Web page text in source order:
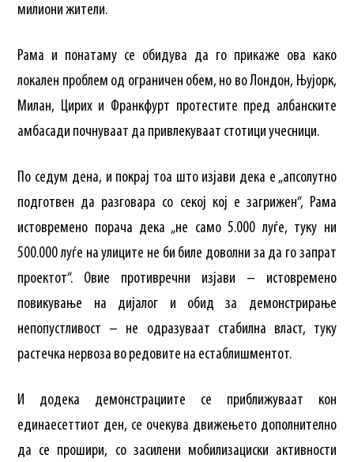
милиони жители.
Рама и понатаму се обидува да го прикаже ова како
локален проблем од ограничен обем, но во Лондон, Њујорк,
Милан, Цирих и Франкфурт протестите пред албанските
амбасади почнуваат да привлекуваат стотици учесници.
По седум дена, и покрај тоа што изјави дека е „апсолутно
подготвен да разговара со секој кој е загрижен“, Рама
истовремено порача дека „не само 5.000 луѓе, туку ни
500.000 луѓе на улиците не би биле доволни за да го запрат
проектот“. Овие противречни изјави – истовремено
повикување на дијалог и обид за демонстрирање
непопустливост – не одразуваат стабилна власт, туку
растечка нервоза во редовите на естаблишментот.
И додека демонстрациите се приближуваат кон
единаесеттиот ден, се очекува движењето дополнително
да се прошири, со засилени мобилизациски активности